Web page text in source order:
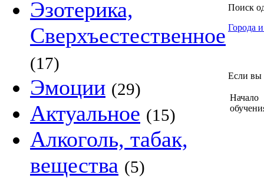
Эзотерика,
Сверхъестественное
(17)
Эмоции (29)
Актуальное (15)
Алкоголь, табак,
вещества (5)
Поиск
Города
Если вы
Начало